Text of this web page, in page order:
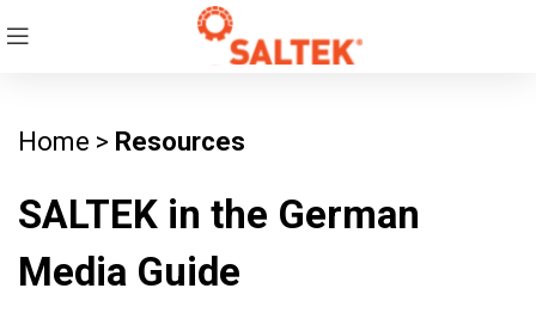
Home > Resources
SALTEK in the German
Media Guide